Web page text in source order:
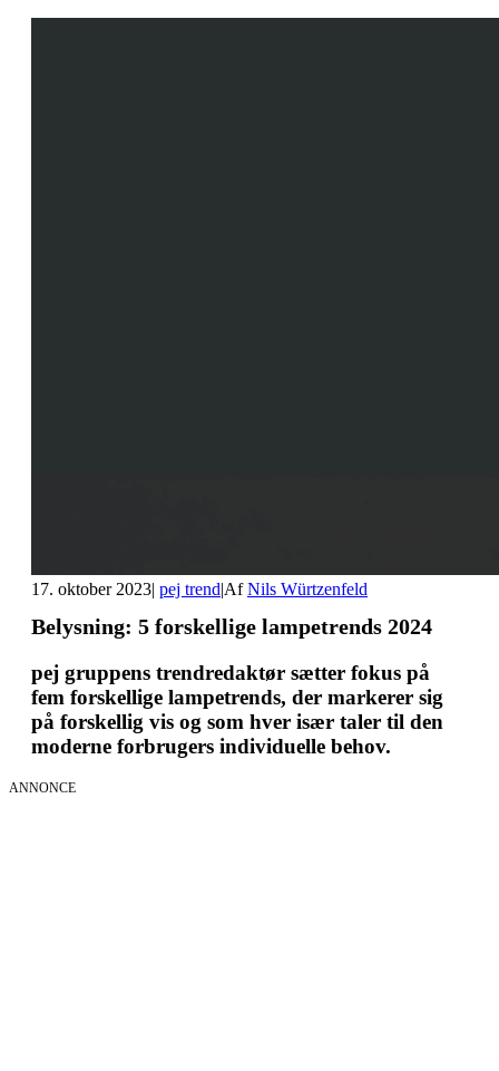
17. oktober 2023| pej trend|AfNils Würtzenfeld
Belysning: 5 forskellige lampetrends 2024
pej gruppens trendredaktør sætter fokus på
fem forskellige lampetrends, der markerer sig
på forskellig vis og som hver især taler til den
moderne forbrugers individuelle behov.
ANNONCE